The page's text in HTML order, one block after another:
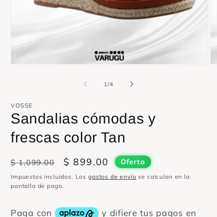
una
modal
1/de
4
VOSSE
Sandalias cómodas y
frescas color Tan
Precio
habitual
$ 1,099.00
Precio
de
$ 899.00 Oferta
Impuestos incluidos. Los gastos de envío se calculan en la
pantalla de pago.